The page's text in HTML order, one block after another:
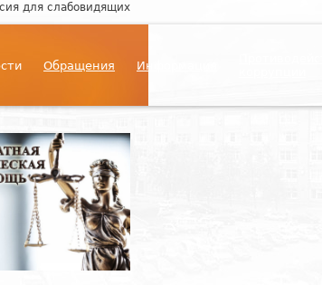
для слабовидящих
Обращения Информация